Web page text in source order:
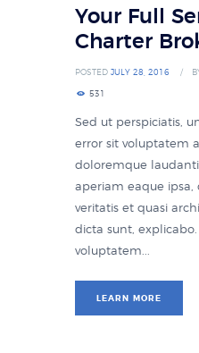
Your Full
Charter
POSTED JULY 28, 2016
531
Sed ut perspiciatis,
error sit voluptatem
doloremque
aperiam eaque ipsa,
veritatis et quasi
dicta sunt,
voluptatem...
LEARN MORE